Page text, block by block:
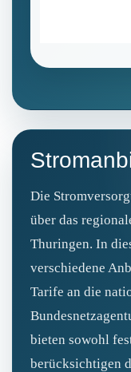
Die
über das
Thuringen. In
verschiedene
Tarife an die
bieten sowohl
berücksichtigen